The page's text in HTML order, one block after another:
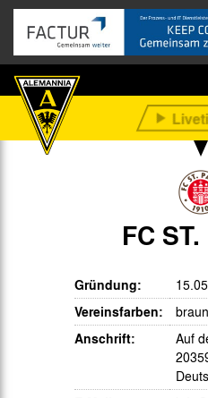
FC
Gründung:
Vereinsfarben:
Anschrift:
Auf